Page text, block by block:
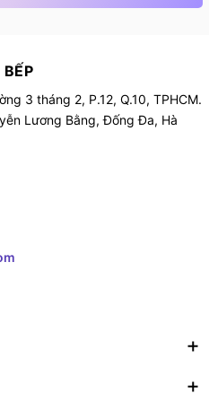
3 tháng 2, P.12, Q.10, TPHCM.
Lương Bằng, Đống Đa, Hà